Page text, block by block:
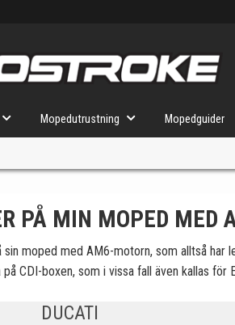
Mopedutrustning Mopedguider
FÖR RÄTT DELAR
visa delar för vald moped och universella
PÅ MIN MOPED MED
moped med AM6-motorn, som alltså
CDI-boxen, som i vissa fall även kallas för
DUCATI